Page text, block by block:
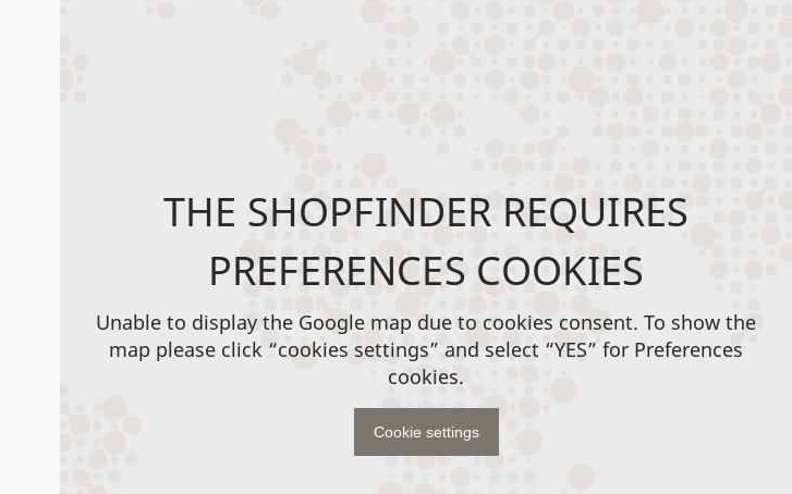
THE SHOPFINDER REQUIRES
PREFERENCES COOKIES
Unable to display the Google map due to cookies consent. To show the
map please click “cookies settings” and select “YES” for Preferences
cookies.
Cookie settings